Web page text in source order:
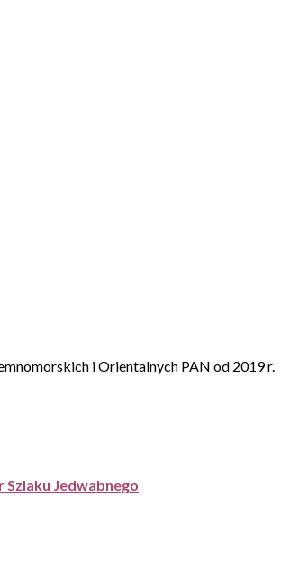
i Orientalnych PAN od 2019 r.
Jedwabnego